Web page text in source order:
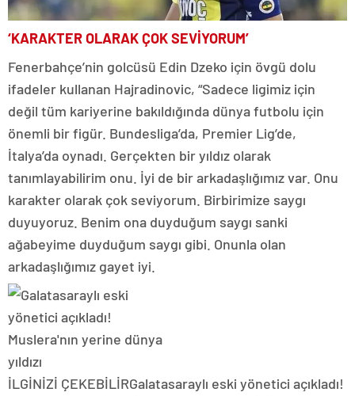
‘KARAKTER OLARAK ÇOK SEVİYORUM’
Fenerbahçe’nin golcüsü Edin Dzeko için övgü dolu
ifadeler kullanan Hajradinovic, “Sadece ligimiz için
değil tüm kariyerine bakıldığında dünya futbolu için
önemli bir figür. Bundesliga’da, Premier Lig’de,
İtalya’da oynadı. Gerçekten bir yıldız olarak
tanımlayabilirim onu. İyi de bir arkadaşlığımız var. Onu
karakter olarak çok seviyorum. Birbirimize saygı
duyuyoruz. Benim ona duyduğum saygı sanki
ağabeyime duyduğum saygı gibi. Onunla olan
arkadaşlığımız gayet iyi.
İLGİNİZİ ÇEKEBİLİRGalatasaraylı eski yönetici açıkladı!